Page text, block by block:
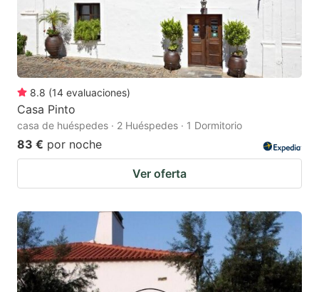
8.8 (14 evaluaciones)
Casa Pinto
casa de huéspedes · 2 Huéspedes · 1 Dormitorio
83 € por noche
Ver oferta